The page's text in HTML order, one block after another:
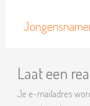
Laat een
Je e-mailadres